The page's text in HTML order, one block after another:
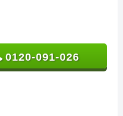
0120-091-026